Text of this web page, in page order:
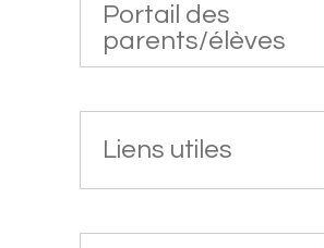
Portail des
parents/élèves
Liens utiles